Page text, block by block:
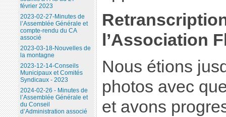
l’Association
Nous étions
photos avec
et avons
février 2023
2023-02-27-Minutes de
l’Assemblée Générale et
compte-rendu du CA
associé
2023-03-18-Nouvelles de
la montagne
2023-12-14-Conseils
Municipaux et Comités
Syndicaux - 2023
2024-02-26 - Minutes de
l’Assemblée Générale et
du Conseil
d’Administration associé